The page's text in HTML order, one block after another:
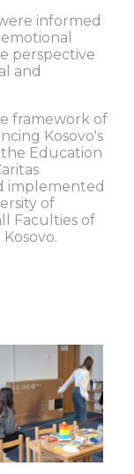
informed
perspective
and
framework of
Kosovo's
Education
implemented
of
Faculties of